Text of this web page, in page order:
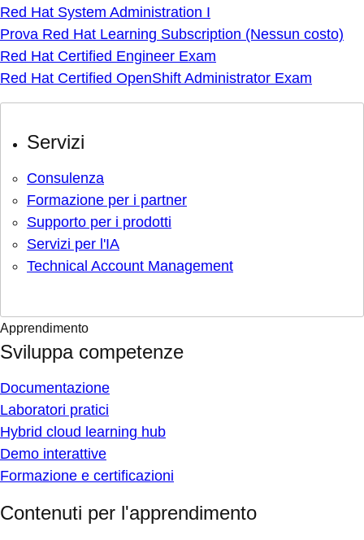
Red Hat System Administration I
Prova Red Hat Learning Subscription (Nessun costo)
Red Hat Certified Engineer Exam
Red Hat Certified OpenShift Administrator Exam
Servizi
Consulenza
Formazione per i partner
Supporto per i prodotti
Servizi per l'IA
Technical Account Management
Apprendimento
Sviluppa competenze
Documentazione
Laboratori pratici
Hybrid cloud learning hub
Demo interattive
Formazione e certificazioni
Contenuti per l'apprendimento